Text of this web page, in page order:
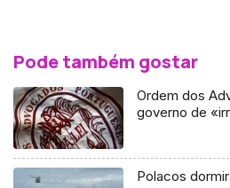
Pode também gostar
Ordem dos
governo de
Polacos